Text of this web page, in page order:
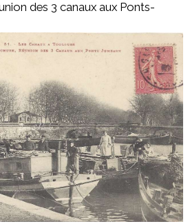
des 3 canaux aux Ponts-